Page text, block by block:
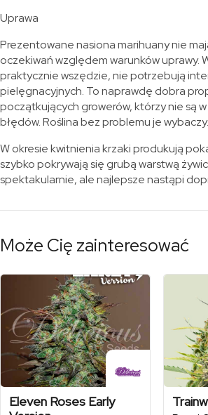
Uprawa
Prezentowane nasiona marihuany nie
oczekiwań względem warunków uprawy.
praktycznie wszędzie, nie potrzebują
pielęgnacyjnych. To naprawdę dobra
początkujących growerów, którzy nie są
błędów. Roślina bez problemu je wybaczy.
W okresie kwitnienia krzaki produkują
szybko pokrywają się grubą warstwą
spektakularnie, ale najlepsze nastąpi
Może Cię zainteresować
Eleven Roses Early